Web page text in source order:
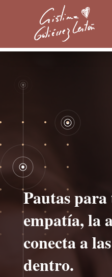
Pautas
empatía, la
conecta a
dentro.